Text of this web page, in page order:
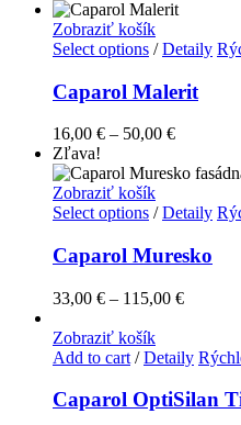
Zobraziť košík
Select options / Detaily
Caparol Malerit
16,00 € – 50,00 €
Zľava!
Zobraziť košík
Select options / Detaily
Caparol Muresko
33,00 € – 115,00 €
Zobraziť košík
Add to cart / Detaily
Caparol OptiSilan